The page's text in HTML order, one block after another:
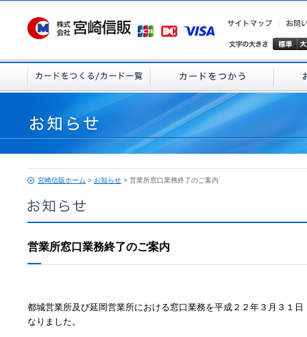
宮崎信販ホーム > お知らせ > 営業所窓口業務終了のご案内
営業所窓口業務終了のご案内
都城営業所及び延岡営業所における窓口業務を平成２２年３月３１
なりました。